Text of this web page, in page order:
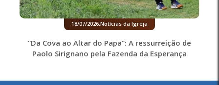
18/07/2026 Notícias da Igreja
“Da Cova ao Altar do Papa”: A ressurreição de
Paolo Sirignano pela Fazenda da Esperança